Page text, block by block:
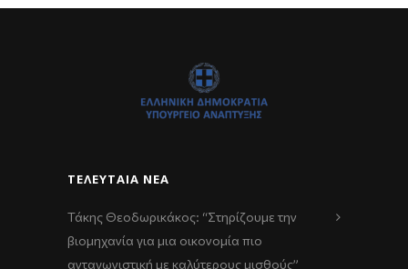
ΤΕΛΕΥΤΑΊΑ ΝΈΑ
Τάκης Θεοδωρικάκος: “Στηρίζουμε την
βιομηχανία για μια οικονομία πιο
ανταγωνιστική με καλύτερους μισθούς”